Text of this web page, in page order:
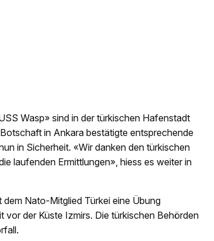
Wasp» sind in der türkischen Hafenstadt
in Ankara bestätigte entsprechende
in Sicherheit. «Wir danken den türkischen
laufenden Ermittlungen», hiess es weiter in
Nato-Mitglied Türkei eine Übung
der Küste Izmirs. Die türkischen Behörden